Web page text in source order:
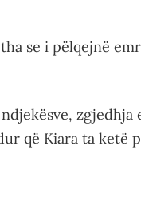
se i pëlqejnë
zgjedhja
që Kiara ta ketë